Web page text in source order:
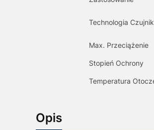
Technologia
Max. Przeciążenie
Stopień Ochrony
Temperatura
Opis